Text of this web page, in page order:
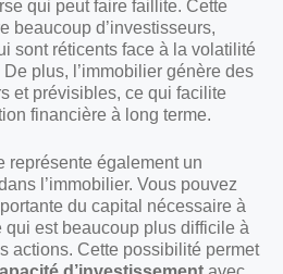
qui peut faire faillite. Cette
beaucoup d’investisseurs,
sont réticents face à la volatilité
plus, l’immobilier génère des
et prévisibles, ce qui facilite
financière à long terme.
représente également un
l’immobilier. Vous pouvez
du capital nécessaire à
qui est beaucoup plus difficile à
actions. Cette possibilité permet